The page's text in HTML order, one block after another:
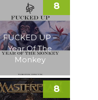
FUCKED UP –
Year Of The
Monkey
8
8